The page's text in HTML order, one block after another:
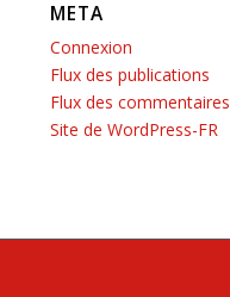
META
Connexion
Flux des publications
Flux des commentaires
Site de WordPress-FR